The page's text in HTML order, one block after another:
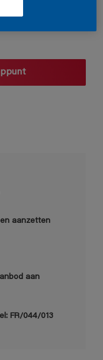
aanzetten
aan
FR/044/013